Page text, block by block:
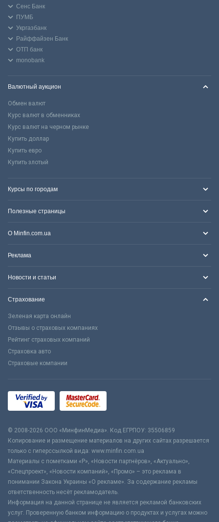
Сенс Банк
ПУМБ
Укргазбанк
Райффайзен Банк
ОТП банк
monobank
Валютный аукцион
Обмен валют
Курс валют в обменниках
Курс валют на черном рынке
Купить доллар
Купить евро
Купить злотый
Курсы по городам
Полезные страницы
О Minfin.com.ua
Реклама
Новости и статьи
Страхование
Зеленая карта онлайн
Отзывы о страховых компаниях
Рейтинг страховых компаний
Страховка авто
Страховые компании
© 2008-2026 ООО «МинфинМедиа». Код ЕГРПОУ: 35506859
Копирование и размещение материалов на других сайтах разрешается
только с гиперссылкой вида: www.minfin.com.ua
Материалы с пометками «Р», «Новости партнёров», «Актуально»,
«Спецпроект», «Новости компаний», «Промо» – это реклама в
понимании Закона Украины «О рекламе». За содержание рекламы
ответственность несёт рекламодатель.
Информация на данной странице не является рекламой банковских
услуг. Проверенную банком информацию о продуктах и услугах можно